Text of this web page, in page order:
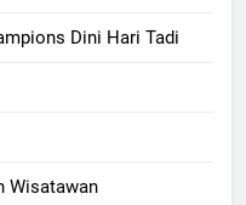
Dini Hari Tadi
Wisatawan